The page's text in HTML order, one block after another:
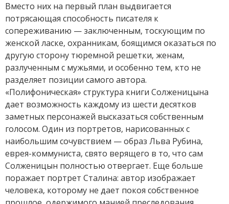
Вместо них на первый план выдвигается
потрясающая способность писателя к
сопереживанию — заключенным, тоскующим по
женской ласке, охранникам, боящимся оказаться по
другую сторону тюремной решетки, женам,
разлученным с мужьями, и особенно тем, кто не
разделяет позиции самого автора.
«Полифоническая» структура книги Солженицына
дает возможность каждому из шести десятков
заметных персонажей высказаться собственным
голосом. Один из портретов, нарисованных с
наибольшим сочувствием — образ Льва Рубина,
еврея-коммуниста, свято верящего в то, что сам
Солженицын полностью отвергает. Еще больше
поражает портрет Сталина: автор изображает
человека, которому не дает покоя собственное